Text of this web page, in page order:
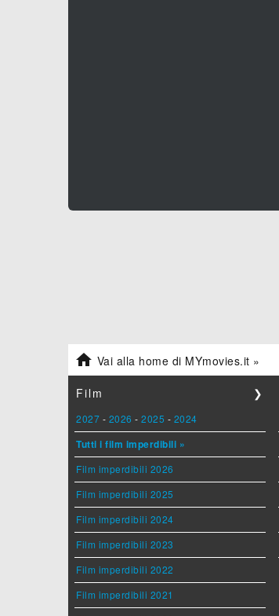
 Vai alla home di MYmovies.it »
Film ❯
2027 - 2026 - 2025 - 2024
Tutti i film imperdibili »
Film imperdibili 2026
Film imperdibili 2025
Film imperdibili 2024
Film imperdibili 2023
Film imperdibili 2022
Film imperdibili 2021